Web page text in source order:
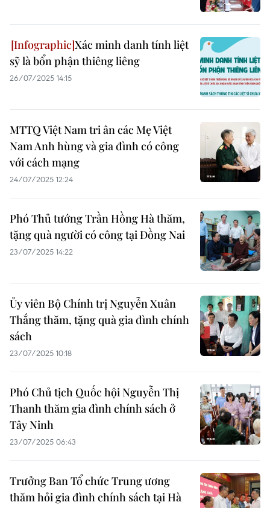
Xác minh danh tính liệt
sỹ là bổn phận thiêng liêng
26/07/2025 14:15
MTTQ Việt Nam tri ân các Mẹ Việt
Nam Anh hùng và gia đình có công
với cách mạng
24/07/2025 12:24
Phó Thủ tướng Trần Hồng Hà thăm,
tặng quà người có công tại Đồng Nai
23/07/2025 14:22
Ủy viên Bộ Chính trị Nguyễn Xuân
Thắng thăm, tặng quà gia đình chính
sách
23/07/2025 10:18
Phó Chủ tịch Quốc hội Nguyễn Thị
Thanh thăm gia đình chính sách ở
Tây Ninh
23/07/2025 06:43
Trưởng Ban Tổ chức Trung ương
thăm hỏi gia đình chính sách tại Hà